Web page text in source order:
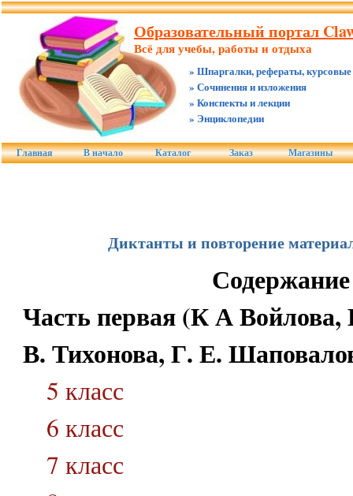
Образовательный портал
Всё для учебы, работы и отдыха
» Шпаргалки, рефераты, курсовые
» Сочинения и изложения
» Конспекты и лекции
» Энциклопедии
Главная В начало Каталог Заказ Магазины
Диктанты и повторение
Содержание
Часть первая (К А Войлова,
В. Тихонова, Г. Е.
5 класс
6 класс
7 класс